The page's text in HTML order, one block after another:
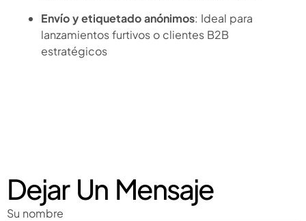
Envío y etiquetado anónimos: Ideal para
lanzamientos furtivos o clientes B2B
estratégicos
Dejar Un Mensaje
Su nombre